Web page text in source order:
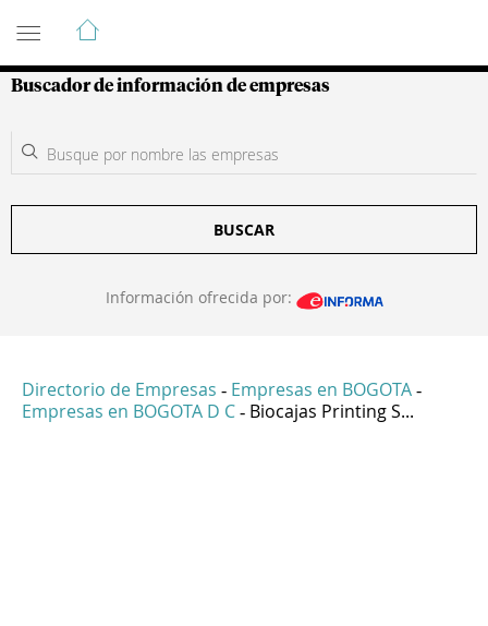
Guía de Empresas Colombianas
Buscador de información de empresas
BUSCAR
Información ofrecida por:
Directorio de Empresas - Empresas en BOGOTA -
Empresas en BOGOTA D C - Biocajas Printing S...